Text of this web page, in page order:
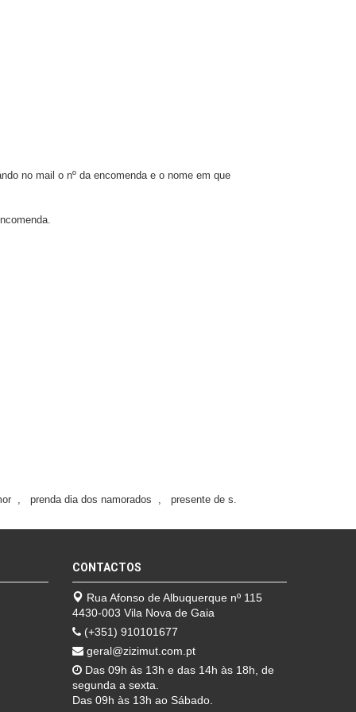
no mail o nº da encomenda e o nome em que
prenda dia dos namorados
presente de s.
CONTACTOS
Rua Afonso de Albuquerque nº 115
4430-003 Vila Nova de Gaia
(+351) 910101677
geral@zizimut.com.pt
Das 09h às 13h e das 14h às 18h, de
segunda a sexta.
Das 09h às 13h ao Sábado.